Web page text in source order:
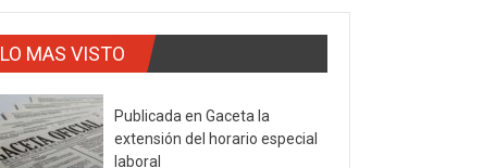
LO MAS VISTO
Publicada en Gaceta la
extensión del horario especial
laboral